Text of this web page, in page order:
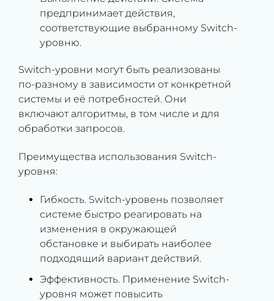
предпринимает действия,
соответствующие выбранному Switch-
уровню.
Switch-уровни могут быть реализованы
по-разному в зависимости от конкретной
системы и её потребностей. Они
включают алгоритмы, в том числе и для
обработки запросов.
Преимущества использования Switch-
уровня:
Гибкость. Switch-уровень позволяет
системе быстро реагировать на
изменения в окружающей
обстановке и выбирать наиболее
подходящий вариант действий.
Эффективность. Применение Switch-
уровня может повысить